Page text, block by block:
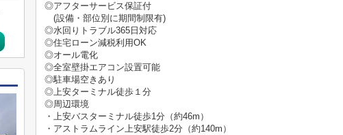
◎アフターサービス保証付
(設備・部位別に期間制限有)
◎水回りトラブル365日対応
◎住宅ローン減税利用OK
◎オール電化
◎全室壁掛エアコン設置可能
◎駐車場空きあり
◎上安ターミナル徒歩１分
◎周辺環境
・上安バスターミナル徒歩1分（約46m）
・アストラムライン上安駅徒歩2分（約140m）